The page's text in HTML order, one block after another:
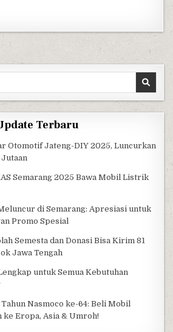
Terbaru
Otomotif Jateng-DIY 2025, Luncurkan
Semarang 2025 Bawa Mobil Listrik
di Semarang: Apresiasi untuk
Promo Spesial
Semesta dan Donasi Bisa Kirim 81
Jawa Tengah
untuk Semua Kebutuhan
Nasmoco ke-64: Beli Mobil
Eropa, Asia & Umroh!